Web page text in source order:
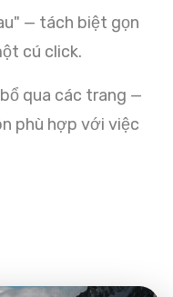
— tách biệt gọn
cú click.
qua các trang —
phù hợp với việc